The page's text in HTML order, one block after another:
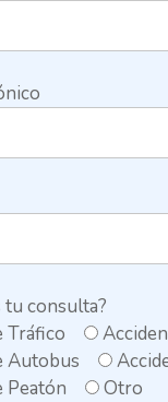
tu consulta?
Tráfico
Autobus
Peatón
Otro